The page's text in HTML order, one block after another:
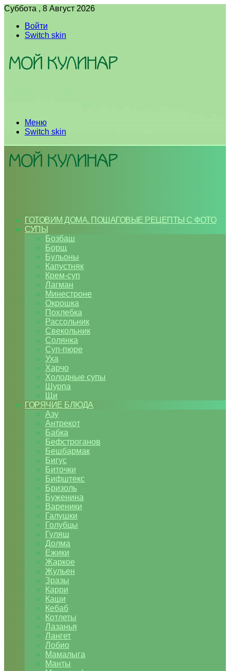
Суббота , 8 Август 2026
Войти
Switch skin
Меню
Switch skin
ГОТОВИМ ДОМА. ПОШАГОВЫЕ РЕЦЕПТЫ С ФОТО
СУПЫ
Бозбаш
Борщ
Бульоны
Капустняк
Крем-суп
Лагман
Минестроне
Окрошка
Похлебка
Рассольник
Свекольник
Солянка
Суп-пюре
Уха
Харчо
Холодные супы
Шурпа
Щи
ГОРЯЧИЕ БЛЮДА
Азу
Антрекот
Бабка
Бефстроганов
Бешбармак
Бигус
Биточки
Бифштекс
Бризоль
Буженина
Вареники
Галушки
Голубцы
Гуляш
Долма
Ежики
Жаркое
Жульен
Зразы
Карри
Каши
Кебаб
Котлеты
Лазанья
Лангет
Лобио
Мамалыга
Манты